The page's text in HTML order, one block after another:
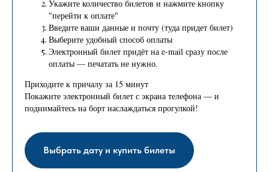
Укажите количество билетов и нажмите кнопку
"перейти к оплате"
Введите ваши данные и почту (туда придет билет)
Выберите удобный способ оплаты
Электронный билет придёт на e-mail сразу после
оплаты — печатать не нужно.
Приходите к причалу за 15 минут
Покажите электронный билет с экрана телефона — и
поднимайтесь на борт наслаждаться прогулкой!
Выбрать дату и купить билеты